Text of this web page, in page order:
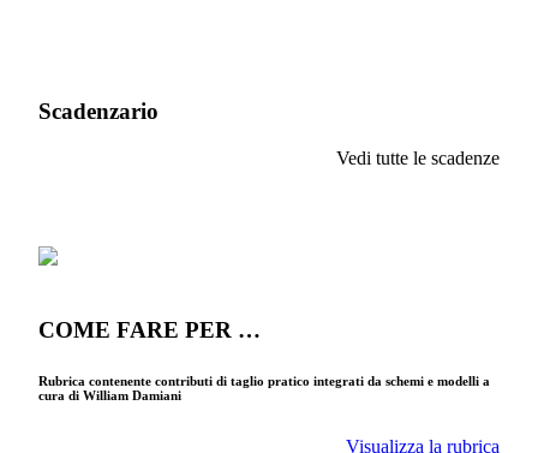
Scadenzario
Vedi tutte le scadenze
COME FARE PER …
Rubrica contenente contributi di taglio pratico integrati da schemi e modelli a
cura di William Damiani
Visualizza la rubrica